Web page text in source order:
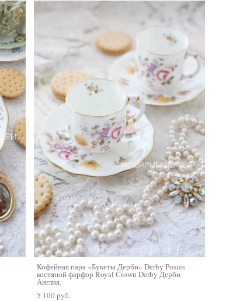
Кофейная пара «Букеты Дерби» Derby Pоsies
костяной фарфор Royal Crown Derby Дерби
Англия.
5 100 pуб.